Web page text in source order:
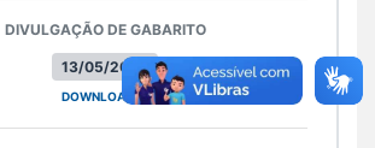
13/05/2024
DIVULGAÇÃO DE GABARITO
DOWNLOAD